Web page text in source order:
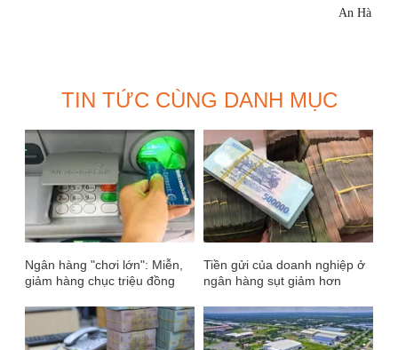
An Hà
TIN TỨC CÙNG DANH MỤC
Ngân hàng "chơi lớn": Miễn,
giảm hàng chục triệu đồng
Tiền gửi của doanh nghiệp ở
ngân hàng sụt giảm hơn